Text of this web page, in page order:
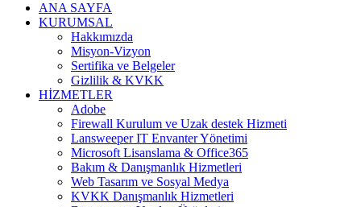
ANA SAYFA
KURUMSAL
Hakkımızda
Misyon-Vizyon
Sertifika ve Belgeler
Gizlilik & KVKK
HİZMETLER
Adobe
Firewall Kurulum ve Uzak destek Hizmeti
Lansweeper IT Envanter Yönetimi
Microsoft Lisanslama & Office365
Bakım & Danışmanlık Hizmetleri
Web Tasarım ve Sosyal Medya
KVKK Danışmanlık Hizmetleri